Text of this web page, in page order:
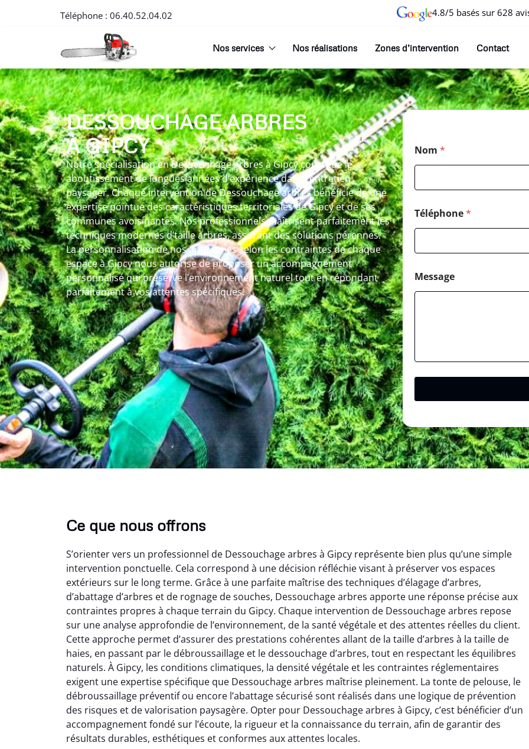
Téléphone : 06.40.52.04.02 4.8/5 basés sur 628
Nos services Nos réalisations Zones d’intervention Contact
DESSOUCHAGE ARBRES
À GIPCY
Notre spécialisation en Dessouchage arbres à Gipcy constitue le
aboutissement de longues années d’expérience dans l’entretien
paysager. Chaque intervention de Dessouchage arbres bénéficie de une
expertise pointue des caractéristiques territoriales de Gipcy et de ses
communes avoisinantes. Nos professionnels maîtrisent parfaitement les
techniques modernes d’taille arbres, assurant des solutions pérennes.
La personnalisation de nos approches selon les contraintes de chaque
espace à Gipcy nous autorise de proposer un accompagnement
personnalisé qui préserve l’environnement naturel tout en répondant
parfaitement à vos attentes spécifiques.
Nom *
Téléphone*
Message
Ce que nous offrons
S’orienter vers un professionnel de Dessouchage arbres à Gipcy représente bien plus qu’une simple
intervention ponctuelle. Cela correspond à une décision réfléchie visant à préserver vos espaces
extérieurs sur le long terme. Grâce à une parfaite maîtrise des techniques d’élagage d’arbres,
d’abattage d’arbres et de rognage de souches, Dessouchage arbres apporte une réponse précise aux
contraintes propres à chaque terrain du Gipcy. Chaque intervention de Dessouchage arbres repose
sur une analyse approfondie de l’environnement, de la santé végétale et des attentes réelles du client.
Cette approche permet d’assurer des prestations cohérentes allant de la taille d’arbres à la taille de
haies, en passant par le débroussaillage et le dessouchage d’arbres, tout en respectant les équilibres
naturels. À Gipcy, les conditions climatiques, la densité végétale et les contraintes réglementaires
exigent une expertise spécifique que Dessouchage arbres maîtrise pleinement. La tonte de pelouse, le
débroussaillage préventif ou encore l’abattage sécurisé sont réalisés dans une logique de prévention
des risques et de valorisation paysagère. Opter pour Dessouchage arbres à Gipcy, c’est bénéficier d’un
accompagnement fondé sur l’écoute, la rigueur et la connaissance du terrain, afin de garantir des
résultats durables, esthétiques et conformes aux attentes locales.
Soraya Benali
07 février 2026
Service irréprochable du
début à la fin. Les arbres ont
été parfaitement entretenus
et le nettoyage après
intervention est impeccable.
Je recommande vivement.
Léandro Vasseur
12 juillet 2025
Intervention rapide et très
professionnelle pour
l’élagage de mes arbres. Le
travail est propre, sécurisé et
parfaitement réalisé. Je